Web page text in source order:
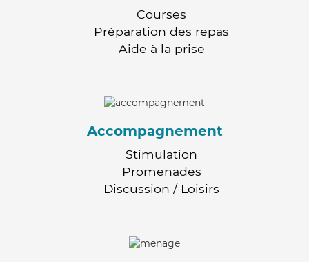
Courses
Préparation des repas
Aide à la prise
Accompagnement
Stimulation
Promenades
Discussion / Loisirs